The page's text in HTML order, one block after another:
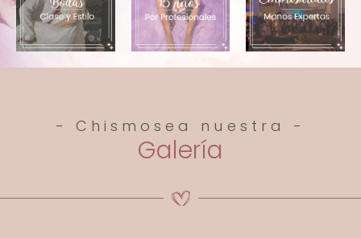
- Chismosea nuestra -
Galería